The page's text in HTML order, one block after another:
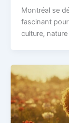
Montréal se
fascinant
culture,